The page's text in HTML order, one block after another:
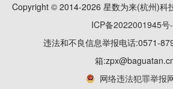
Copyright © 2014-2026 星数为来(杭州)科
ICP备2022001945号
违法和不良信息举报电话:0571-
箱
网络违法犯罪举报